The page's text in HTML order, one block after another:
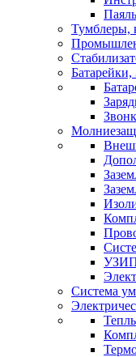
Тумблеры,
Батарейки,
Система